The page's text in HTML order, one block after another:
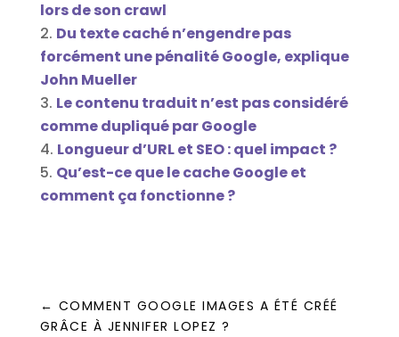
lors de son crawl
Du texte caché n’engendre pas
forcément une pénalité Google, explique
John Mueller
Le contenu traduit n’est pas considéré
comme dupliqué par Google
Longueur d’URL et SEO : quel impact ?
Qu’est-ce que le cache Google et
comment ça fonctionne ?
← COMMENT GOOGLE IMAGES A ÉTÉ CRÉÉ
GRÂCE À JENNIFER LOPEZ ?